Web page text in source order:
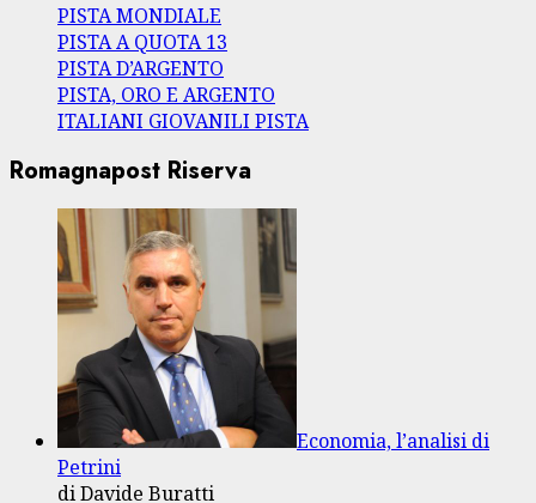
PISTA MONDIALE
PISTA A QUOTA 13
PISTA D’ARGENTO
PISTA, ORO E ARGENTO
ITALIANI GIOVANILI PISTA
Romagnapost Riserva
Economia, l’analisi di
Petrini
di Davide Buratti